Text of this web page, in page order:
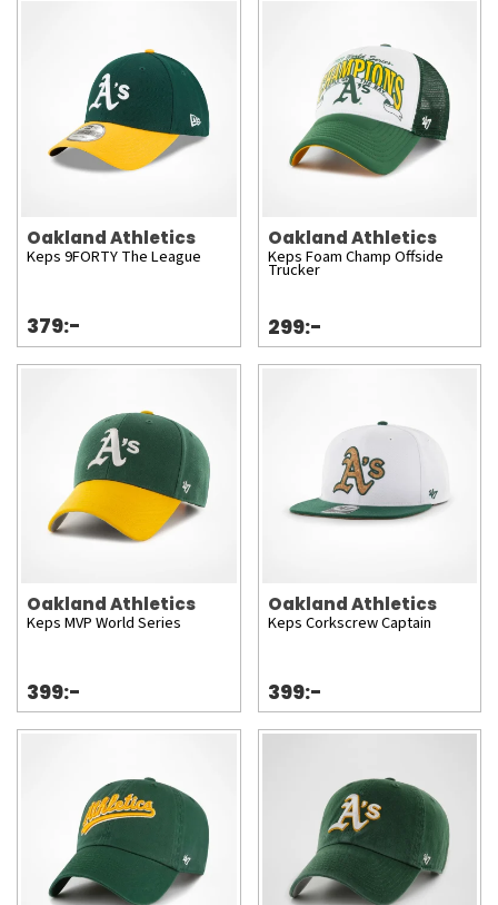
Oakland Athletics
Keps 9FORTY The League
379:-
Oakland Athletics
Keps Foam Champ Offside
Trucker
299:-
Oakland Athletics
Keps MVP World Series
399:-
Oakland Athletics
Keps Corkscrew Captain
399:-